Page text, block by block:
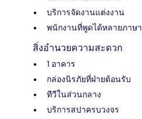
บริการจัดงานแต่งงาน
พนักงานที่พูดได้หลายภาษา
สิ่งอำนวยความสะดวก
1 อาคาร
กล่องนิรภัยที่ฝ่ายต้อนรับ
ทีวีในส่วนกลาง
บริการสปาครบวงจร